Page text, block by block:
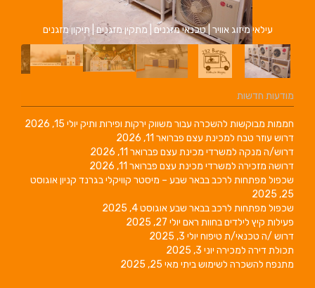
עילאי מיזוג אוויר | טכנאי מזגנים | מתקין מזגנים | תיקון מזגנים
מודעות חדשות
חממות מבוקשות להשכרה עבור משווק ירקות ופירות ותיק יולי 15, 2026
דרוש עוזר טבח למכינת עצם פברואר 11, 2026
דרוש/ה מנקה למשרדי מכינת עצם פברואר 11, 2026
דרושה מזכירה למשרדי מכינת עצם פברואר 11, 2026
שכפול מפתחות לרכב בבאר שבע – מיסטר קוויקלי בגרנד קניוןאוגוסט
25, 2025
שכפול מפתחות לרכב בבאר שבעאוגוסט 4, 2025
פעילות קיץ לילדים בחוות ראם יולי 27, 2025
דרוש /ה טכנאי/ת טיפוח יולי 3, 2025
תכולת דירה למכירה יוני 3, 2025
מתנפח להשכרה לשימוש ביתי מאי 25, 2025